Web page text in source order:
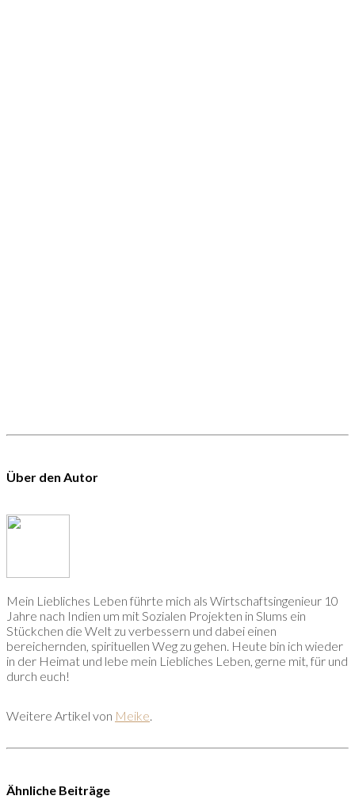
Über den Autor
Mein Liebliches Leben führte mich als Wirtschaftsingenieur 10
Jahre nach Indien um mit Sozialen Projekten in Slums ein
Stückchen die Welt zu verbessern und dabei einen
bereichernden, spirituellen Weg zu gehen. Heute bin ich wieder
in der Heimat und lebe mein Liebliches Leben, gerne mit, für und
durch euch!
Weitere Artikel von Meike
Ähnliche Beiträge